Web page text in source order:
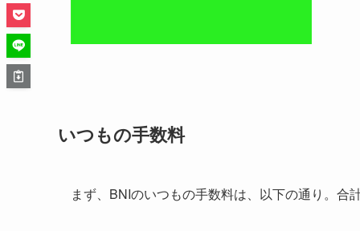
いつもの手数料
まず、BNIのいつもの手数料は、以下の通り。合